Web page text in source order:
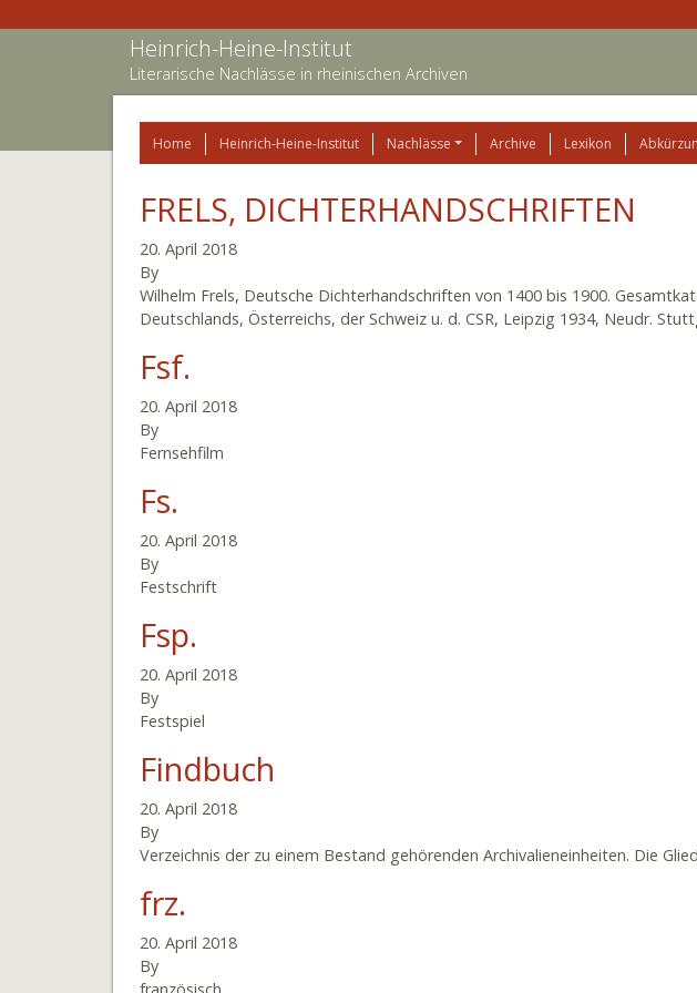
Heinrich-Heine-Institut
Literarische Nachlässe in rheinischen Archiven
Home Heinrich-Heine-Institut Nachlässe Archive Lexikon
FRELS, DICHTERHANDSCHRIFTEN
20. April 2018
By
Wilhelm Frels, Deutsche Dichterhandschriften von 1400 bis 1900.
Deutschlands, Österreichs, der Schweiz u. d. CSR, Leipzig 1934, Neudr.
Fsf.
20. April 2018
By
Fernsehfilm
Fs.
20. April 2018
By
Festschrift
Fsp.
20. April 2018
By
Festspiel
Findbuch
20. April 2018
By
Verzeichnis der zu einem Bestand gehörenden Archivalieneinheiten. Die
frz.
20. April 2018
By